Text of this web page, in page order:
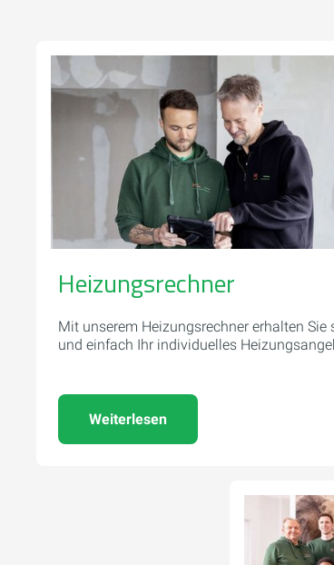
Heizungsrechner
Mit unserem Heizungsrechner erhalten Sie
und einfach Ihr individuelles
Weiterlesen